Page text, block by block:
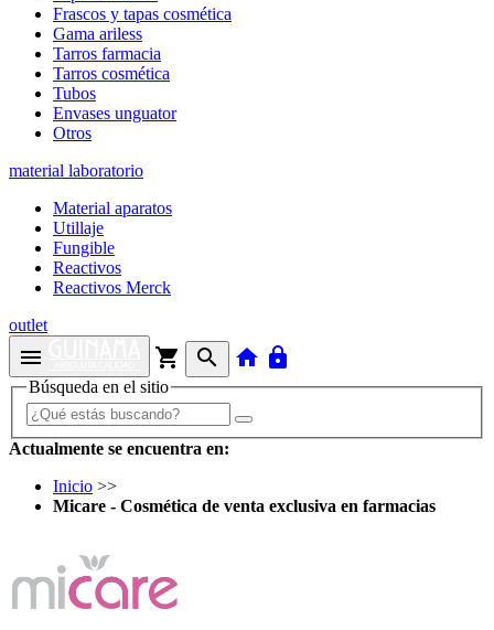
Frascos y tapas cosmética
Gama ariless
Tarros farmacia
Tarros cosmética
Tubos
Envases unguator
Otros
material laboratorio
Material aparatos
Utillaje
Fungible
Reactivos
Reactivos Merck
outlet
menu shopping_cart search home lock
Búsqueda en el sitio
Actualmente se encuentra en:
Inicio >>
Micare - Cosmética de venta exclusiva en farmacias